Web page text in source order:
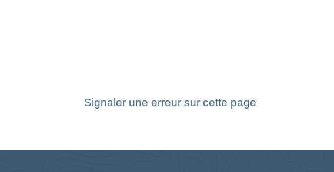
Signaler une erreur sur cette page